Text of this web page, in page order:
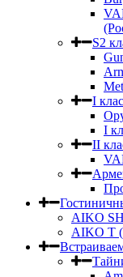
S2
I
I
II
AIKO
AIKO Т (